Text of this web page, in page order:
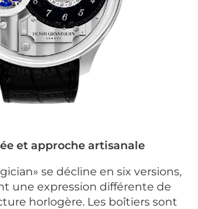
et approche artisanale
se décline en six versions,
une expression différente de
horlogère. Les boîtiers sont